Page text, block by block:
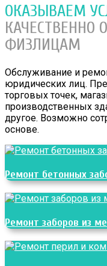
ОКАЗЫВАЕМ
КАЧЕСТВЕННО
ФИЗЛИЦАМ
Обслуживание и
юридических лиц.
торговых точек,
производственных
другое. Возможно
основе.
Ремонт бетонных
Ремонт заборов из